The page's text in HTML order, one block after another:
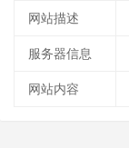
网站描述
服务器信息
网站内容